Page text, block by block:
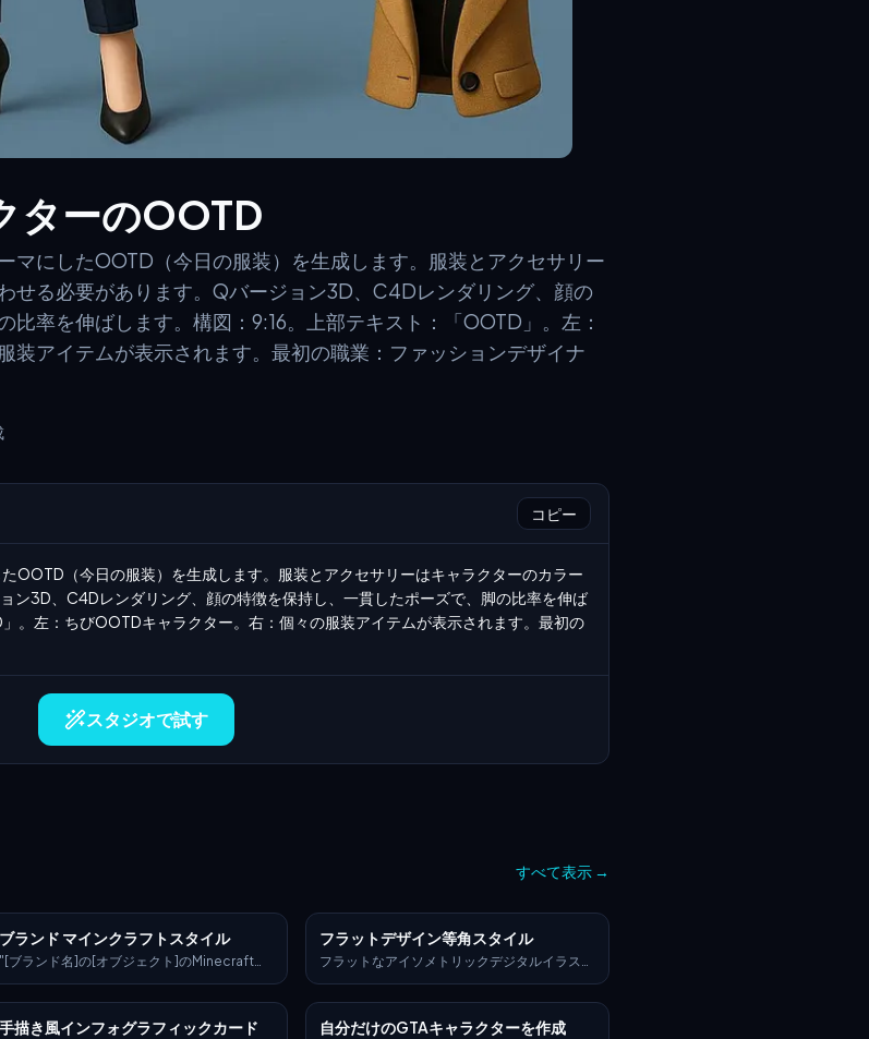
ターのOOTD
マにしたOOTD（今日の服装）を生成します。服装とアクセサリー
せる必要があります。Qバージョン3D、C4Dレンダリング、顔の
率を伸ばします。構図：9:16。上部テキスト：「OOTD」。左：
装アイテムが表示されます。最初の職業：ファッションデザイナ
コピー
OOTD（今日の服装）を生成します。服装とアクセサリーはキャラクターのカラー
ン3D、C4Dレンダリング、顔の特徴を保持し、一貫したポーズで、脚の比率を伸ば
。左：ちびOOTDキャラクター。右：個々の服装アイテムが表示されます。最初の
スタジオで試す
すべて表示 →
ブランド マインクラフトスタイル
"[ブランド名]の[オブジェクト]のMinecraft風
状のテクスチャ、クリーンなライティング、様
フラットデザイン等角スタイル
フラットなアイソメトリックデジタルイラスト
クリーンな線と幾何学的な形、明るいパステル
手描き風インフォグラフィックカード 自分だけのGTAキャラクターを作成